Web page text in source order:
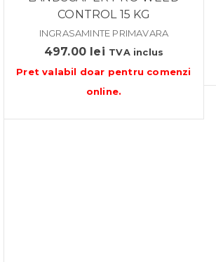
CONTROL 15 KG
INGRASAMINTE PRIMAVARA
497.00 lei TVA inclus
Pret valabil doar pentru comenzi
online.